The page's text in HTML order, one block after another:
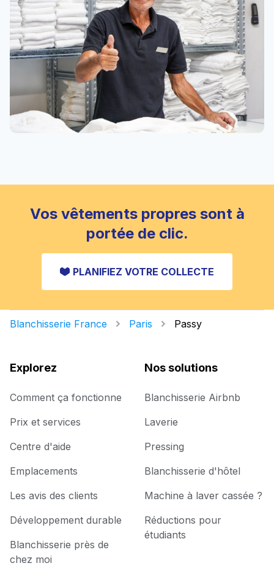
Vos vêtements propres sont à
portée de clic.
PLANIFIEZ VOTRE COLLECTE
Blanchisserie France Paris Passy
Explorez
Comment ça fonctionne
Prix et services
Centre d'aide
Emplacements
Les avis des clients
Développement durable
Blanchisserie près de
chez moi
Nos solutions
Blanchisserie Airbnb
Laverie
Pressing
Blanchisserie d'hôtel
Machine à laver cassée ?
Réductions pour
étudiants